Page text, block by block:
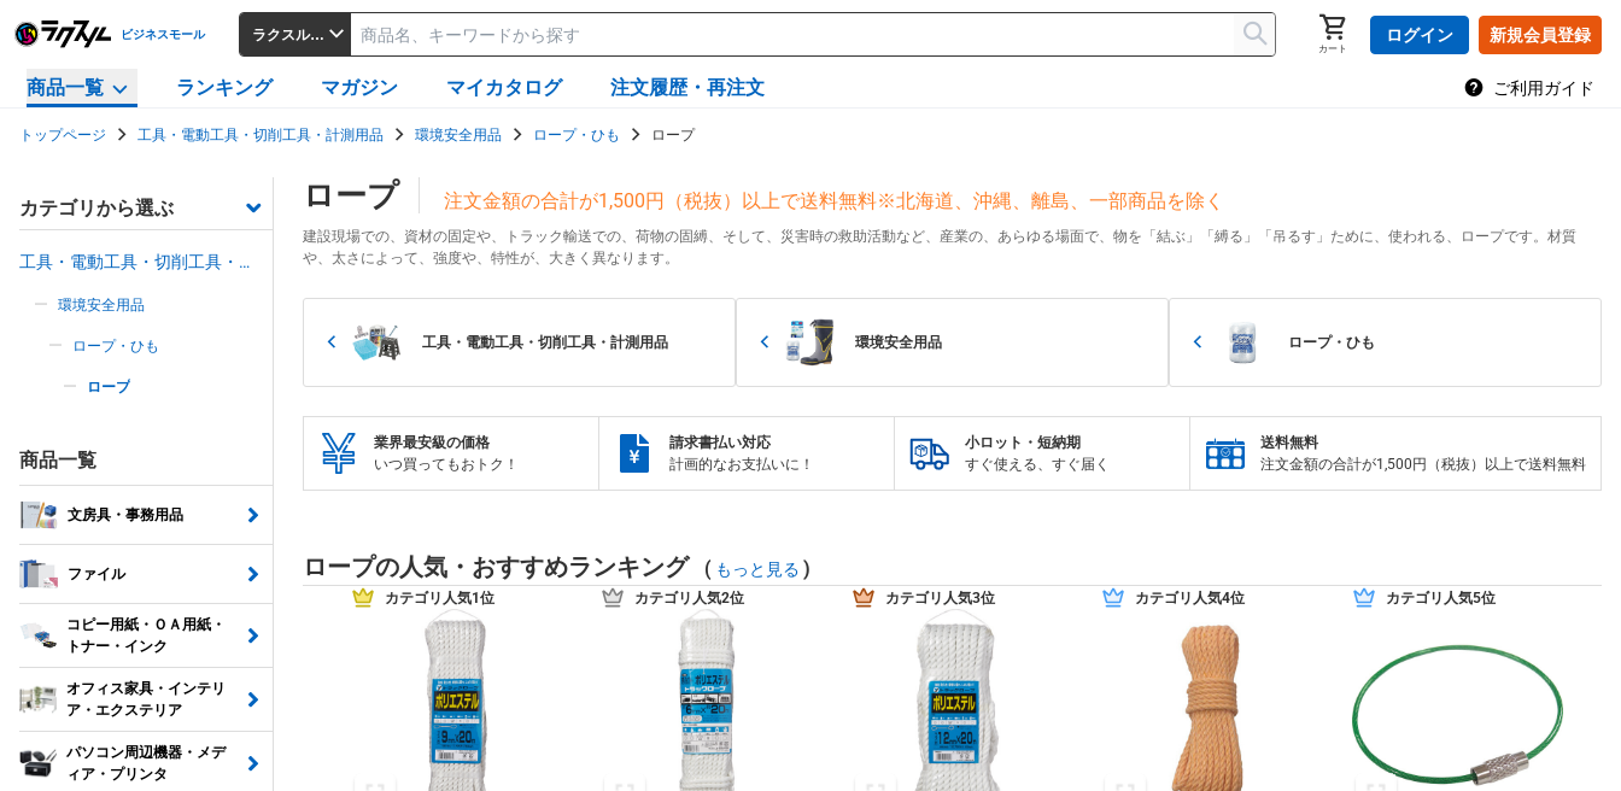
ビジネスモール ラクスルビジネスモール
カート
ログイン 新規会員登録
商品一覧 ランキング マガジン マイカタログ 注文履歴・再注文 ご利用ガイド
トップページ 工具・電動工具・切削工具・計測用品 環境安全用品 ロープ・ひも ロープ
カテゴリから選ぶ
工具・電動工具・切削工具・計
環境安全用品
ロープ・ひも
ロープ
商品一覧
文房具・事務用品
ファイル
コピー用紙・ＯＡ用紙・
トナー・インク
オフィス家具・インテリ
ア・エクステリア
パソコン周辺機器・メデ
ィア・プリンタ
ロープ 注文金額の合計が1,500円（税抜）以上で送料無料※北海道、沖縄、離島、一部商品を除く
建設現場での、資材の固定や、トラック輸送での、荷物の固縛、そして、災害時の救助活動など、産業の、あらゆる場面で、物を「結ぶ」「縛る」「吊るす」ために、使われる、ロープです。材質
や、太さによって、強度や、特性が、大きく異なります。
工具・電動工具・切削工具・計測用品 環境安全用品 ロープ・ひも
業界最安級の価格
いつ買ってもおトク！
請求書払い対応
計画的なお支払いに！
小ロット・短納期
すぐ使える、すぐ届く
送料無料
注文金額の合計が1,500円（税抜）以上で送料無料
ロープの人気・おすすめランキング ( もっと見る )
カテゴリ人気1位 カテゴリ人気2位 カテゴリ人気3位 カテゴリ人気4位 カテゴリ人気5位